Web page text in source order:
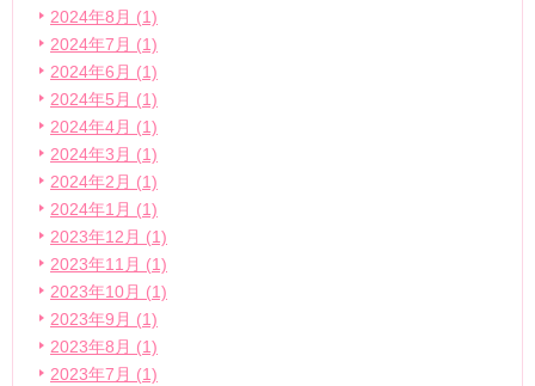
2024年8月 (1)
2024年7月 (1)
2024年6月 (1)
2024年5月 (1)
2024年4月 (1)
2024年3月 (1)
2024年2月 (1)
2024年1月 (1)
2023年12月 (1)
2023年11月 (1)
2023年10月 (1)
2023年9月 (1)
2023年8月 (1)
2023年7月 (1)